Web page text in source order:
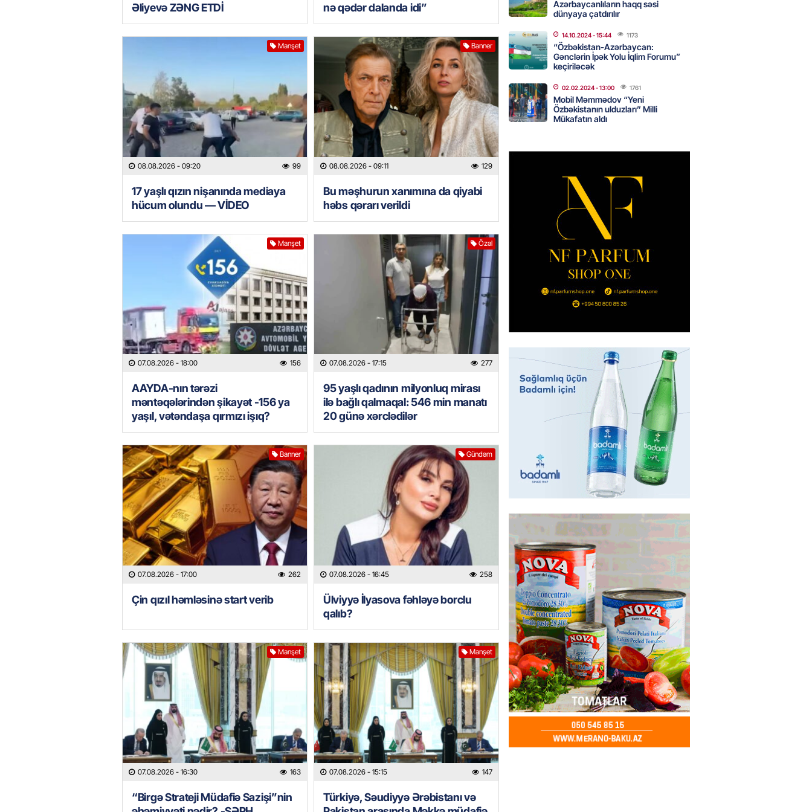
Əliyevə ZƏNG ETDİ
nə qədər dalanda idi”
Manşet
08.08.2026 - 09:20 99
17 yaşlı qızın nişanında mediaya
hücum olundu — VİDEO
Banner
08.08.2026 - 09:11 129
Bu məşhurun xanımına da qiyabi
həbs qərarı verildi
Manşet
07.08.2026 - 18:00 156
AAYDA-nın tərəzi
məntəqələrindən şikayət -156 ya
yaşıl, vətəndaşa qırmızı işıq?
Özəl
07.08.2026 - 17:15 277
95 yaşlı qadının milyonluq mirası
ilə bağlı qalmaqal: 546 min manatı
20 günə xərclədilər
Banner
07.08.2026 - 17:00 262
Çin qızıl həmləsinə start verib
Gündəm
07.08.2026 - 16:45 258
Ülviyyə İlyasova fəhləyə borclu
qalıb?
Manşet
07.08.2026 - 16:30 163
“Birgə Strateji Müdafiə Sazişi”nin
Manşet
07.08.2026 - 15:15 147
Türkiyə, Səudiyyə Ərəbistanı və
Çin qızıl həmləsinə start verib
07.08.2026- 17:00
GÜNDƏM
07.08.2026 - 16:45
MANŞET
əhəmiyyəti nədir? -ŞƏRH
Albaniya klubuna keçən Kamil
“Liverpul”da oynamaq istəyir
Tovuzda qadın qətlə yetirildi – Şübhəli
qardaşı oğludur
GÜNDƏM
Türkiyədə 37,6 milyon, Rusiyada 16,7
milyon – Azərbaycanlıların yemək
xərcləri
166
Malayziyada yeni səfirimiz kimdir? –
Dosye
07.08.2026- 15:30 169
Türkiyə, Səudiyyə Ərəbistanı və
Pakistan arasında Məkkə müdafiə
sazişi imzalanıb
07.08.2026- 15:15
ÖZƏL
Tramp Ukraynaya bu silahı verməkdən
imtina etdi: ABŞ-ın özünün bu raketlərə
ehtiyacı var
07.08.2026- 15:00 157
ÖZƏL
İki futbolçu İran millisindən İMTİNA
ETDİ:Bu ölkəni seçdilər
07.08.2026- 14:45
Azərbaycanlıların haqq səsi
dünyaya çatdırılır
14.10.2024- 15:44 1173
“Özbəkistan-Azərbaycan:
Gənclərin İpək Yolu İqlim Forumu”
keçiriləcək
02.02.2024- 13:00 1761
Mobil Məmmədov “Yeni
Özbəkistanın ulduzları” Milli
Mükafatın aldı